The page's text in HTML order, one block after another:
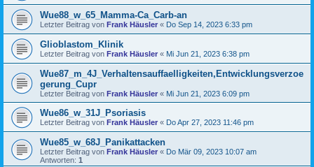
Wue88_w_65_Mamma-Ca_Carb-an
Letzter Beitrag von Frank Häusler « Do Sep 14, 2023 6:33 pm
Glioblastom_Klinik
Letzter Beitrag von Frank Häusler « Mi Jun 21, 2023 6:38 pm
Wue87_m_4J_Verhaltensauffaelligkeiten,Entwicklungsverzoe
gerung_Cupr
Letzter Beitrag von Frank Häusler « Mi Jun 21, 2023 6:09 pm
Wue86_w_31J_Psoriasis
Letzter Beitrag von Frank Häusler « Do Apr 27, 2023 11:46 pm
Wue85_w_68J_Panikattacken
Letzter Beitrag von Frank Häusler « Do Mär 09, 2023 10:07 am
Antworten: 1